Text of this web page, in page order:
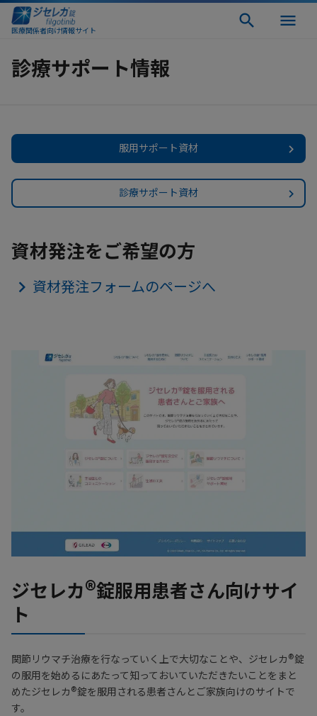
医療関係者向け情報サイト
診療サポート情報
服用サポート資材
診療サポート資材
資材発注をご希望の方
資材発注フォームのページへ
ジセレカ®錠服用患者さん向けサイ
ト
関節リウマチ治療を行なっていく上で大切なことや、ジセレカ ®錠
の服用を始めるにあたって知っておいていただきたいことをまと
めたジセレカ ®錠を服用される患者さんとご家族向けのサイトで
す。